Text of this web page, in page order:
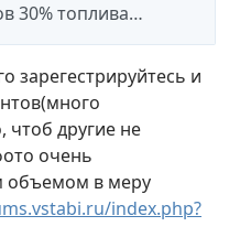
30% топлива…
зарегестрируйтесь и
другие не
очень
объемом в меру
index.php?